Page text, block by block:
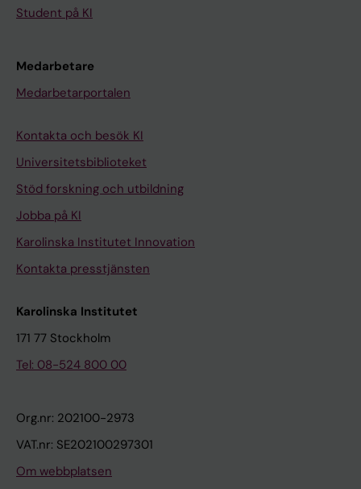
Student på KI
Medarbetare
Medarbetarportalen
Kontakta och besök KI
Universitetsbiblioteket
Stöd forskning och utbildning
Jobba på KI
Karolinska Institutet Innovation
Kontakta presstjänsten
Karolinska Institutet
171 77 Stockholm
Tel: 08-524 800 00
Org.nr: 202100-2973
VAT.nr: SE202100297301
Om webbplatsen